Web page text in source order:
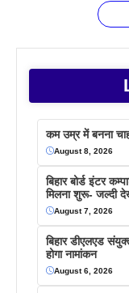
कम उम्र में बनना
August 8, 2026
बिहार बोर्ड इंटर
मिलना शुरू- जल्दी
August 7, 2026
बिहार डीएलएड
होगा नामांकन
August 6, 2026